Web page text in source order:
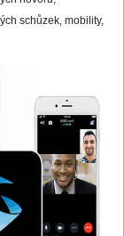
schůzek, mobility,